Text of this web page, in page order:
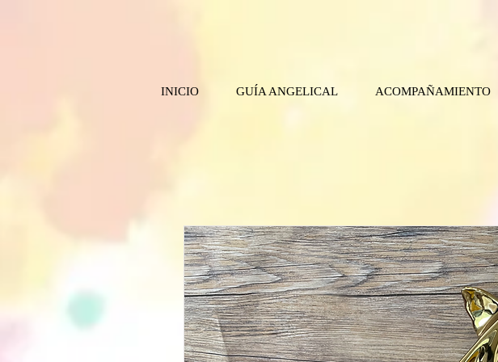
INICIO GUÍA ANGELICAL ACOMPAÑAMIENTO